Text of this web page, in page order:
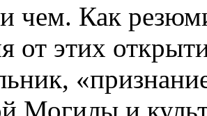
чем. Как
от этих
Могилы и